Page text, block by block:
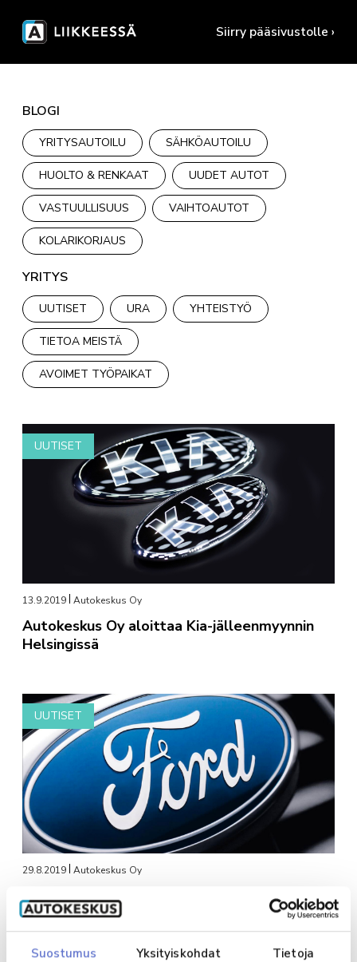
Suostumus Yksityiskohdat Tietoja
Siirry pääsivustolle ›
BLOGI
YRITYSAUTOILU SÄHKÖAUTOILU
HUOLTO & RENKAAT UUDET AUTOT
VASTUULLISUUS VAIHTOAUTOT
KOLARIKORJAUS
YRITYS
UUTISET URA YHTEISTYÖ
TIETOA MEISTÄ
AVOIMET TYÖPAIKAT
UUTISET
13.9.2019 Autokeskus Oy
Autokeskus Oy aloittaa Kia-jälleenmyynnin
Helsingissä
UUTISET
29.8.2019 Autokeskus Oy
Autokeskus laajentaa Ford-myymäläänsä
Tampereella